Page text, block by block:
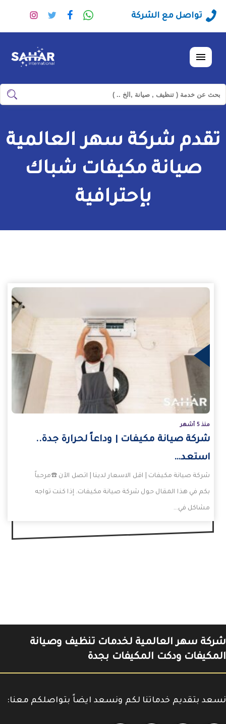
تواصل مع الشركة
راسلنا تابعنا تابعنا
القائمة
ابحث
سهر
تقدم شركة سهر العالمية
صيانة مكيفات شباك
بإحترافية
منذ 5 أشهر
شركة صيانة مكيفات | وداعاً لحرارة جدة..
استعد…
شركة صيانة مكيفات | اقل الاسعار لدينا | اتصل الآن ☎️مرحباً
بكم في هذا المقال حول شركة صيانة مكيفات. إذا كنت تواجه
مشاكل في…
شركة سهر العالمية لخدمات تنظيف وصيانة
المكيفات ودكت المكيفات بجدة
نسعد بتقديم خدماتنا لكم ونسعد ايضاً بتواصلكم معنا: